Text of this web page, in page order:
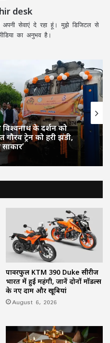
desk
अपनी सेवाएं दे रहा हूं। मुझे डिजिटल से
का अनुभव है।
के दर्शन को
CM हेल्पलाइन,
फोकस, लापरवाही
पावरफुल KTM 390 Duke सीरीज
भारत में हुई महंगी, जानें दोनों मॉडल्स
के नए दाम और खूबियां
August 6, 2026